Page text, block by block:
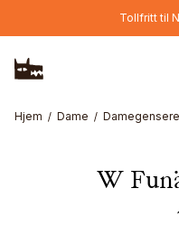
Hopp til hovedinnholdTollfritt til
Hjem Dame
W